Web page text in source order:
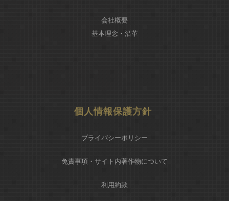
会社概要
基本理念・沿革
個人情報保護方針
プライバシーポリシー
免責事項・サイト内著作物について
利用約款